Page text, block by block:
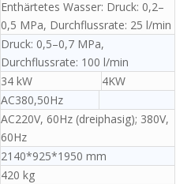
Enthärtetes Wasser: Druck: 0,2–
0,5 MPa, Durchflussrate: 25 l/min
Druck: 0,5–0,7 MPa,
Durchflussrate: 100 l/min
34 kW
4KW
AC380,50Hz
AC220V, 60Hz (dreiphasig); 380V,
60Hz
2140*925*1950 mm
420 kg